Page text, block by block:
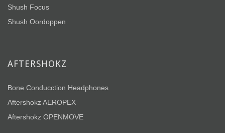
Shush Focus
Shush Oordoppen
AFTERSHOKZ
Bone Conducction Headphones
Aftershokz AEROPEX
Aftershokz OPENMOVE